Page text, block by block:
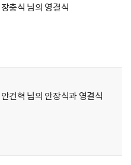
충식 님의 영결식
건혁 님의 안장식과 영결식